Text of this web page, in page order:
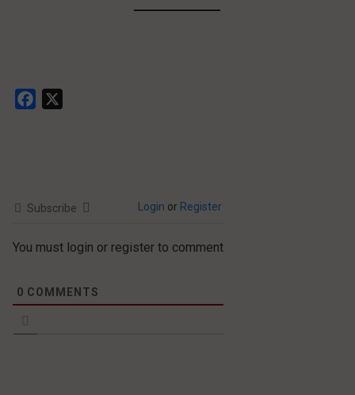
Facebook
Subscribe Login or Register
You must login or register to comment
0 COMMENTS